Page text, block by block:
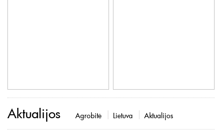
Aktualijos Agrobitė Lietuva Aktualijos